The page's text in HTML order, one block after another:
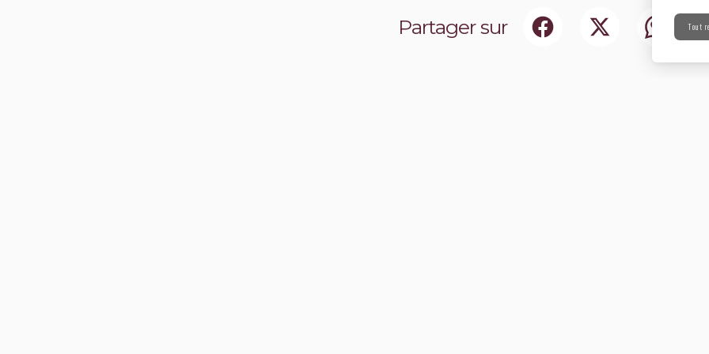
Partager sur Tout